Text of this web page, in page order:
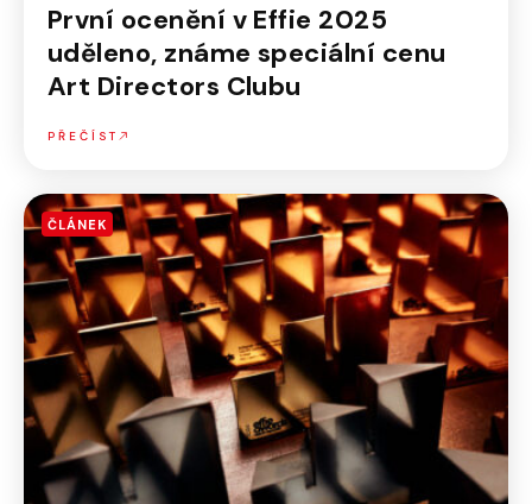
První ocenění v Effie 2025
uděleno, známe speciální cenu
Art Directors Clubu
PŘEČÍST
ČLÁNEK